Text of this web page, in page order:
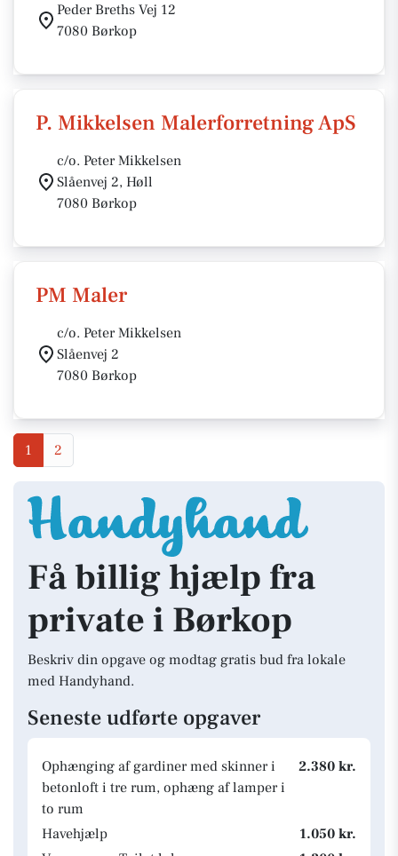
Peder Breths Vej 12
7080 Børkop
P. Mikkelsen Malerforretning ApS
c/o. Peter Mikkelsen
Slåenvej 2, Høll
7080 Børkop
PM Maler
c/o. Peter Mikkelsen
Slåenvej 2
7080 Børkop
1 2
Få billig hjælp fra
private i Børkop
Beskriv din opgave og modtag gratis bud fra lokale
med Handyhand.
Seneste udførte opgaver
Ophænging af gardiner med skinner i
betonloft i tre rum, ophæng af lamper i
to rum
2.380 kr.
Havehjælp
1.050 kr.